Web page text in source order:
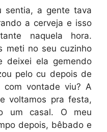
sentia, a gente tava
a cerveja e isso
naquela hora.
meti no seu cuzinho
deixei ela gemendo
pelo cu depois de
vontade viu? A
voltamos pra festa,
um casal. O meu
depois, bêbado e